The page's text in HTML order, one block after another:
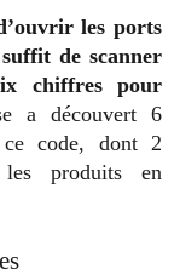
les ports
de scanner
chiffres pour
a découvert 6
code, dont 2
les produits en